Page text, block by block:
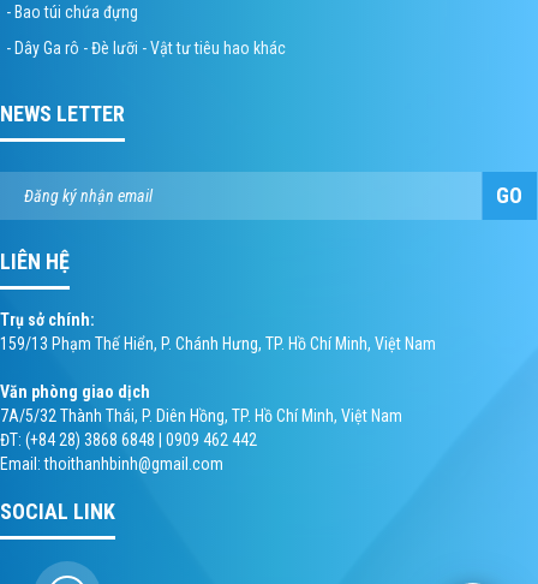
- Bao túi chứa đựng
- Dây Ga rô - Đè lưỡi - Vật tư tiêu hao khác
NEWS LETTER
GO
LIÊN HỆ
Trụ sở chính:
159/13 Phạm Thế Hiển, P. Chánh Hưng, TP. Hồ Chí Minh, Việt Nam
Văn phòng giao dịch
7A/5/32 Thành Thái, P. Diên Hồng, TP. Hồ Chí Minh, Việt Nam
ĐT: (+84 28) 3868 6848 | 0909 462 442
Email: thoithanhbinh@gmail.com
SOCIAL LINK